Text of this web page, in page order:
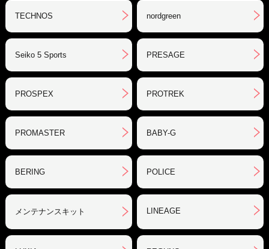
TECHNOS nordgreen
Seiko 5 Sports PRESAGE
PROSPEX PROTREK
PROMASTER BABY-G
BERING POLICE
メンテナンスキット LINEAGE